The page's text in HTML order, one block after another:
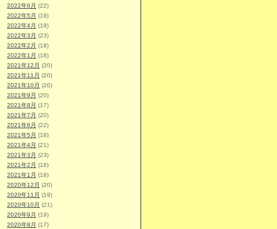
2022年6月 (22)
2022年5月 (19)
2022年4月 (19)
2022年3月 (23)
2022年2月 (18)
2022年1月 (18)
2021年12月 (20)
2021年11月 (20)
2021年10月 (20)
2021年9月 (20)
2021年8月 (17)
2021年7月 (20)
2021年6月 (22)
2021年5月 (18)
2021年4月 (21)
2021年3月 (23)
2021年2月 (18)
2021年1月 (18)
2020年12月 (20)
2020年11月 (19)
2020年10月 (21)
2020年9月 (19)
2020年8月 (17)